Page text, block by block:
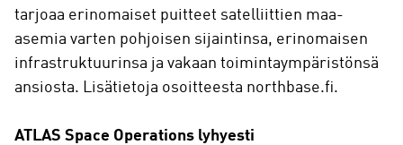
tarjoaa erinomaiset puitteet satelliittien maa-
asemia varten pohjoisen sijaintinsa, erinomaisen
infrastruktuurinsa ja vakaan toimintaympäristönsä
ansiosta. Lisätietoja osoitteesta northbase.fi.
ATLAS Space Operations lyhyesti